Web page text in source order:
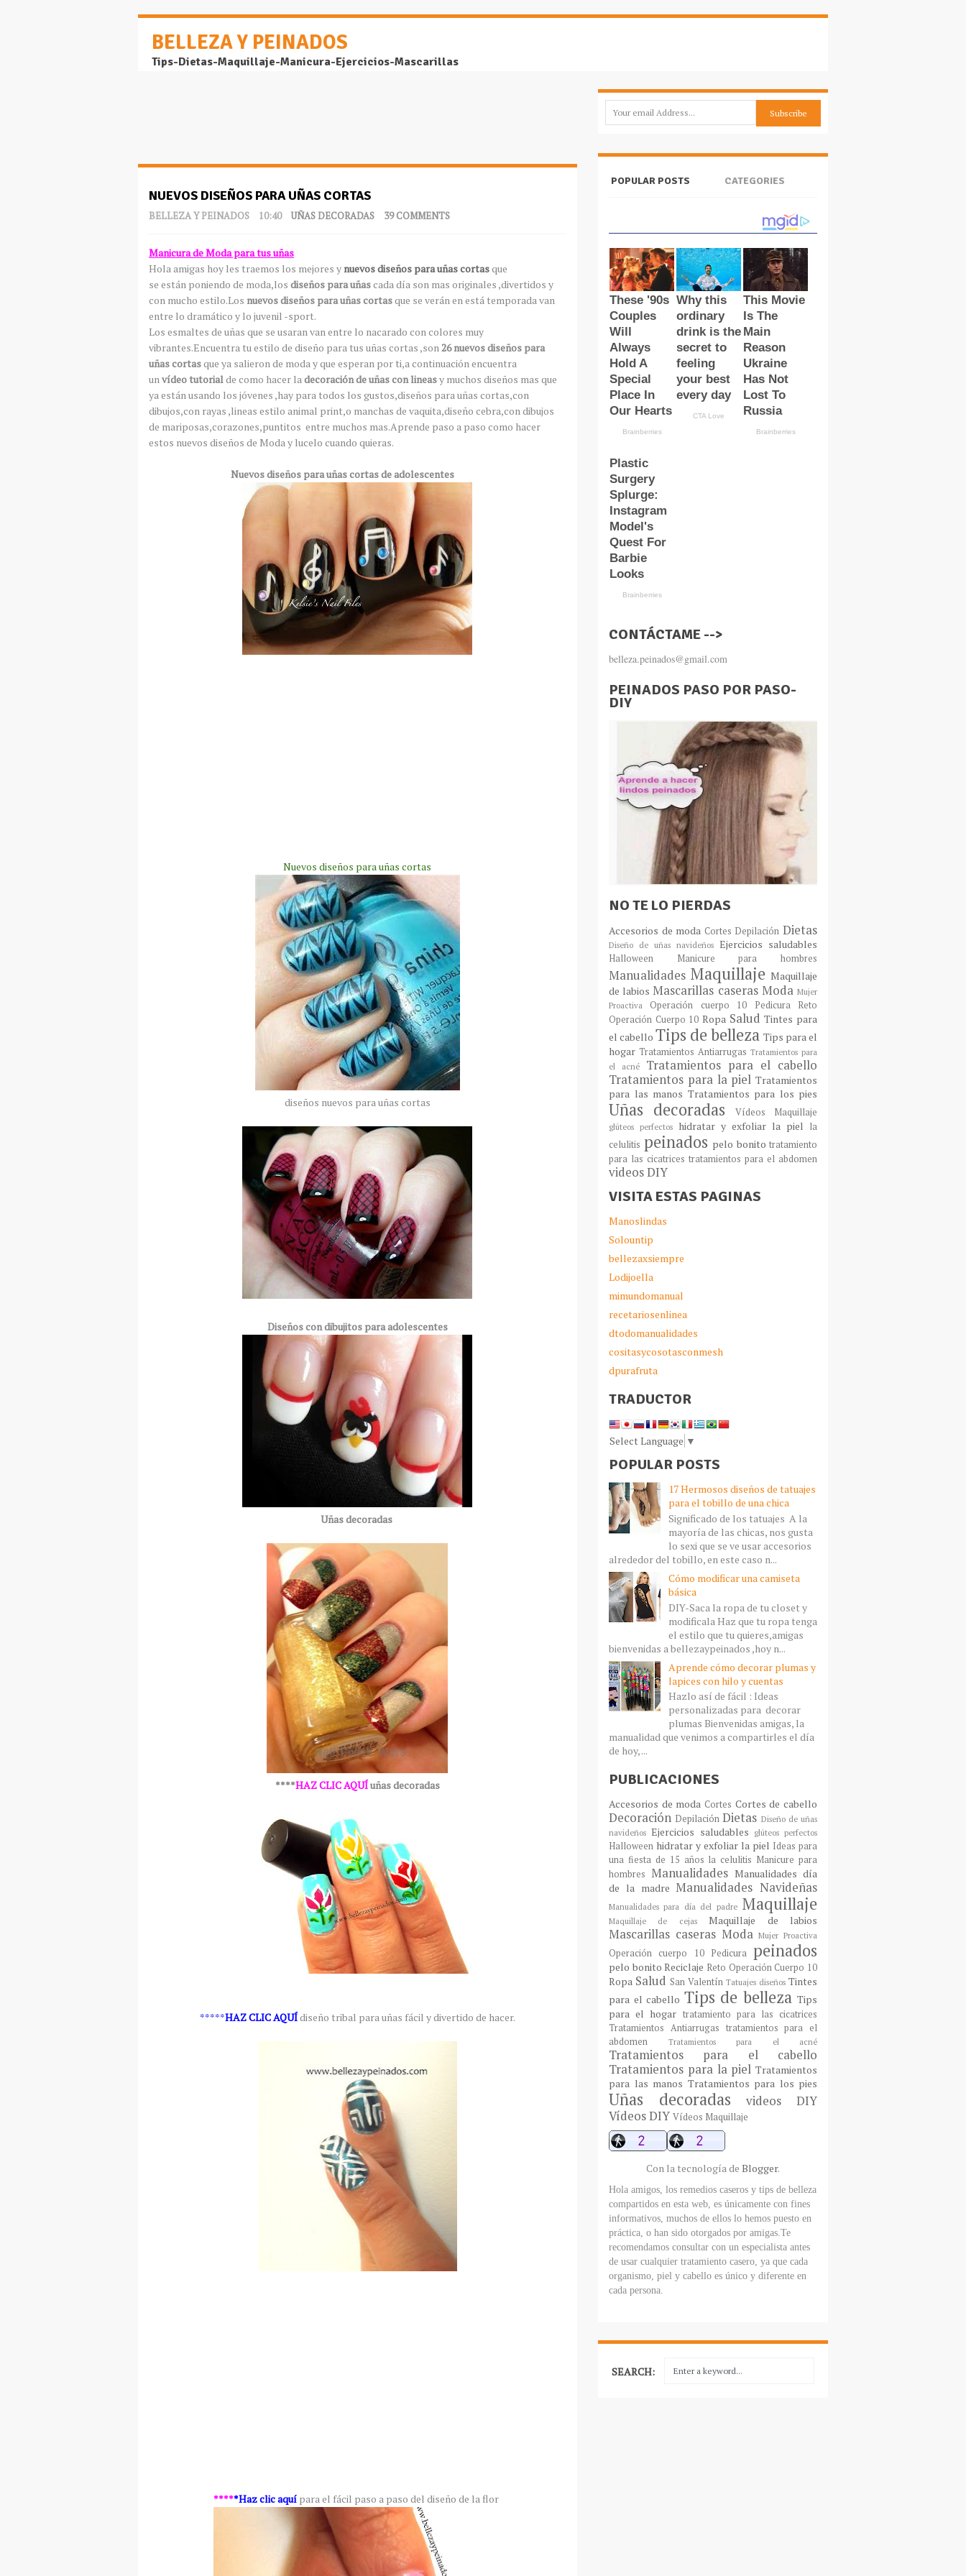
BELLEZA Y PEINADOS
Tips-Dietas-Maquillaje-Manicura-Ejercicios-Mascarillas
NUEVOS DISEÑOS PARA UÑAS CORTAS
BELLEZA Y PEINADOS 10:40 UÑAS DECORADAS 39 COMMENTS
Manicura de Moda para tus uñas
Hola amigas hoy les traemos los mejores ynuevos diseños para uñas cortasque
se están poniendo de moda,los diseños para uñascada día son mas originales ,divertidos y
con mucho estilo.Los nuevos diseños para uñas cortasque se verán en está temporada van
entre lo dramático y lo juvenil -sport.
Los esmaltes de uñas que se usaran van entre lo nacarado con colores muy
vibrantes.Encuentra tu estilo de diseño para tus uñas cortas ,son26 nuevos diseños para
uñas cortasque ya salieron de moda y que esperan por ti,a continuación encuentra
unvídeo tutorialde como hacer ladecoración de uñas con lineasy muchos diseños mas que
ya están usando los jóvenes ,hay para todos los gustos,diseños para uñas cortas,con
dibujos,con rayas ,lineas estilo animal print,o manchas de vaquita,diseño cebra,con dibujos
de mariposas,corazones,puntitos entre muchos mas.Aprende paso a paso como hacer
estos nuevos diseños de Moda y lucelo cuando quieras.
Nuevos diseños para uñas cortas de adolescentes
Nuevos diseños para uñas cortas
diseños nuevos para uñas cortas
Diseños con dibujitos para adolescentes
Uñas decoradas
****HAZ CLIC AQUÍuñas decoradas
*****HAZ CLIC AQUÍdiseño tribal para uñas fácil y divertido de hacer.
*****Haz clic aquí para el fácil paso a paso del diseño de la flor
POPULAR POSTS CATEGORIES
CONTÁCTAME -->
belleza.peinados@gmail.com
PEINADOS PASO POR PASO-
DIY
NO TE LO PIERDAS
Accesorios de moda Cortes Depilación Dietas
Diseño de uñas navideños Ejercicios saludables
Halloween Manicure para hombres
Manualidades Maquillaje Maquillaje
de labios Mascarillas caseras Moda Mujer
Proactiva
Operación cuerpo 10 Pedicura
Reto
Operación Cuerpo 10 Ropa Salud Tintes para
el cabello Tips de belleza Tips para el
hogar Tratamientos Antiarrugas Tratamientos para
el acné
Tratamientos para el cabello
Tratamientos para la piel Tratamientos
para las manos Tratamientos para los pies
Uñas decoradas Vídeos Maquillaje
glúteos perfectos hidratar y exfoliar la piel la
celulitis peinados pelo bonito tratamiento
para las cicatrices tratamientos para el abdomen
videos DIY
VISITA ESTAS PAGINAS
Manoslindas
Solountip
bellezaxsiempre
Lodijoella
mimundomanual
recetariosenlinea
dtodomanualidades
cositasycosotasconmesh
dpurafruta
TRADUCTOR
Select Language ▼
POPULAR POSTS
17 Hermosos diseños de tatuajes
para el tobillo de una chica
Significado de los tatuajes A la
mayoría de las chicas, nos gusta
lo sexi que se ve usar accesorios
alrededor del tobillo, en este caso n...
Cómo modificar una camiseta
básica
DIY-Saca la ropa de tu closet y
modificala Haz que tu ropa tenga
el estilo que tu quieres,amigas
bienvenidas a bellezaypeinados ,hoy n...
Aprende cómo decorar plumas y
lapices con hilo y cuentas
Hazlo así de fácil : Ideas
personalizadas para decorar
plumas Bienvenidas amigas, la
manualidad que venimos a compartirles el día
de hoy, ...
PUBLICACIONES
Accesorios de moda Cortes Cortes de cabello
Decoración Depilación Dietas Diseño de uñas
navideños Ejercicios saludables glúteos perfectos
Halloween hidratar y exfoliar la piel Ideas para
una fiesta de 15 años la celulitis Manicure para
hombres Manualidades Manualidades día
de la madre Manualidades Navideñas
Manualidades para día del padre Maquillaje
Maquillaje de cejas Maquillaje de labios
Mascarillas caseras Moda Mujer Proactiva
Operación cuerpo 10 Pedicura peinados
pelo bonito Reciclaje Reto Operación Cuerpo 10
Ropa Salud San Valentín Tatuajes diseños Tintes
para el cabello Tips de belleza Tips
para el hogar tratamiento para las cicatrices
Tratamientos Antiarrugas tratamientos para el
abdomen
Tratamientos para el acné
Tratamientos para el cabello
Tratamientos para la piel Tratamientos
para las manos Tratamientos para los pies
Uñas decoradas
videos DIY
Vídeos DIY Vídeos Maquillaje
Con la tecnología de Blogger.
Hola amigos, los remedios caseros y tips de belleza
compartidos en esta web, es únicamente con fines
informativos, muchos de ellos lo hemos puesto en
práctica, o han sido otorgados por amigas.Te
recomendamos consultar con un especialista antes
de usar cualquier tratamiento casero, ya que cada
organismo, piel y cabello es único y diferente en
cada persona.
SEARCH: